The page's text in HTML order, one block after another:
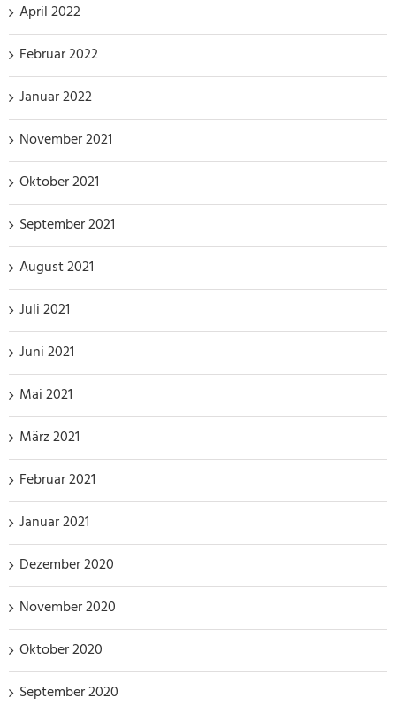
April 2022
Februar 2022
Januar 2022
November 2021
Oktober 2021
September 2021
August 2021
Juli 2021
Juni 2021
Mai 2021
März 2021
Februar 2021
Januar 2021
Dezember 2020
November 2020
Oktober 2020
September 2020